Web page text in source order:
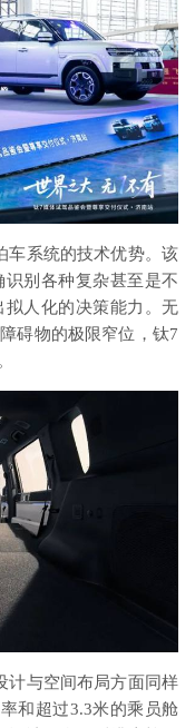
车系统的技术优势。该
别各种复杂甚至是不
人化的决策能力。无
碍物的极限窄位，钛7
计与空间布局方面同样
和超过3.3米的乘员舱